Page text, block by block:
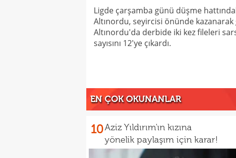
Ligde çarşamba günü düşme
Altınordu, seyircisi önünde
Altınordu'da derbide iki kez fileleri
sayısını 12'ye çıkardı.
EN ÇOK OKUNANLAR
10Aziz Yıldırım'ın kızına
yönelik paylaşım için karar!